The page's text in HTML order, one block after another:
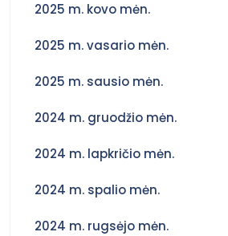
2025 m. kovo mėn.
2025 m. vasario mėn.
2025 m. sausio mėn.
2024 m. gruodžio mėn.
2024 m. lapkričio mėn.
2024 m. spalio mėn.
2024 m. rugsėjo mėn.